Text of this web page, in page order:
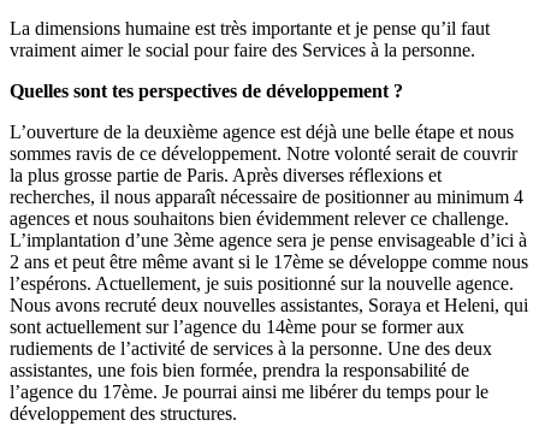
La dimensions humaine est très importante et je pense qu’il faut
vraiment aimer le social pour faire des Services à la personne.
Quelles sont tes perspectives de développement ?
L’ouverture de la deuxième agence est déjà une belle étape et nous
sommes ravis de ce développement. Notre volonté serait de couvrir
la plus grosse partie de Paris. Après diverses réflexions et
recherches, il nous apparaît nécessaire de positionner au minimum 4
agences et nous souhaitons bien évidemment relever ce challenge.
L’implantation d’une 3ème agence sera je pense envisageable d’ici à
2 ans et peut être même avant si le 17ème se développe comme nous
l’espérons. Actuellement, je suis positionné sur la nouvelle agence.
Nous avons recruté deux nouvelles assistantes, Soraya et Heleni, qui
sont actuellement sur l’agence du 14ème pour se former aux
rudiements de l’activité de services à la personne. Une des deux
assistantes, une fois bien formée, prendra la responsabilité de
l’agence du 17ème. Je pourrai ainsi me libérer du temps pour le
développement des structures.